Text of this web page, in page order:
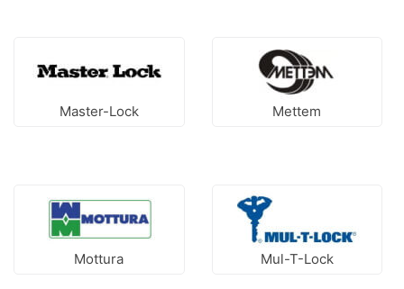
Master-Lock Mettem
Mottura Mul-T-Lock